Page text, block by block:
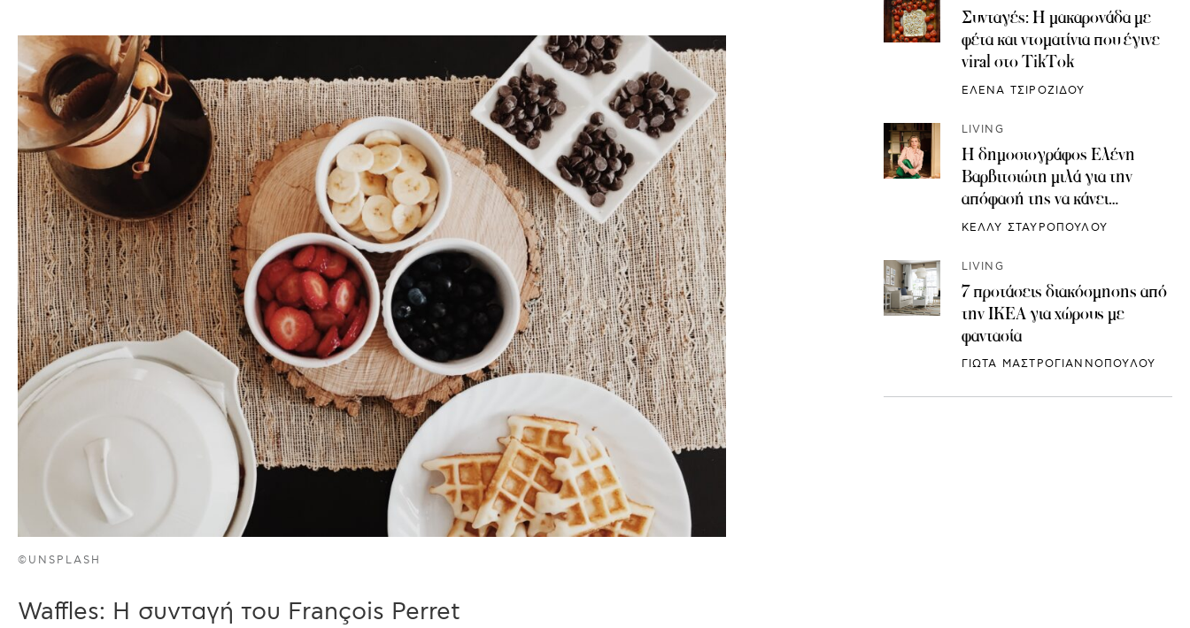
©UNSPLASH
Waffles: Η συνταγή του François Perret
Συνταγές: H μακαρονάδα με
φέτα και ντοματίνια που έγινε
viral στο TikTok
ΕΛΕΝΑ ΤΣΙΡΟΖΙΔΟΥ
LIVING
Η δημοσιογράφος Ελένη
Βαρβιτσιώτη μιλά για την
απόφασή της να κάνει
κρυοσυντήρηση ωαρίων
ΚΕΛΛΥ ΣΤΑΥΡΟΠΟΥΛΟΥ
LIVING
7 προτάσεις διακόσμησης από
την IKEA για χώρους με
φαντασία
ΓΙΩΤΑ ΜΑΣΤΡΟΓΙΑΝΝΟΠΟΥΛΟΥ